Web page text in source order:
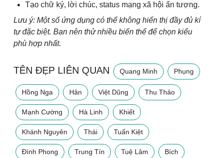
Tạo chữ ký, lời chúc, status mạng xã hội ấn tượng.
Lưu ý: Một số ứng dụng có thể không hiển thị đầy đủ kí
tự đặc biệt. Bạn nên thử nhiều biến thể để chọn kiểu
phù hợp nhất.
TÊN ĐẸP LIÊN QUAN Quang Minh Phụng
Hồng Nga Hân Việt Dũng Thu Thảo
Mạnh Cường Hà Linh Khiết
Khánh Nguyên Thái Tuấn Kiệt
Đình Phong Trung Tín Tuệ Lâm Bích